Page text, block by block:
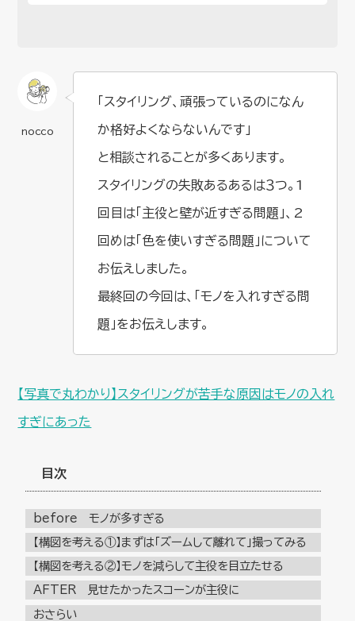
「スタイリング、頑張っているのになん
か格好よくならないんです」
と相談されることが多くあります。
スタイリングの失敗あるあるは３つ。1
回目は「主役と壁が近すぎる問題」、2
回めは「色を使いすぎる問題」について
お伝えしました。
最終回の今回は、「モノを入れすぎる問
題」をお伝えします。
【写真で丸わかり】スタイリングが苦手な原因はモノの入れ
すぎにあった
目次
before モノが多すぎる
【構図を考える①】まずは「ズームして離れて」撮ってみる
【構図を考える②】モノを減らして主役を目立たせる
AFTER 見せたかったスコーンが主役に
おさらい